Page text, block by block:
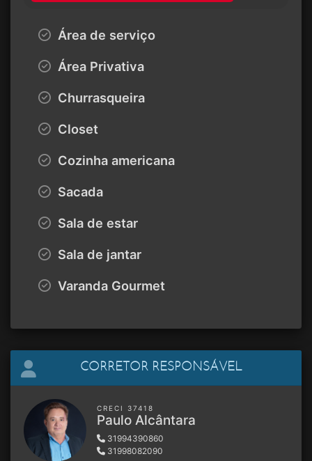
Área de serviço
Área Privativa
Churrasqueira
Closet
Cozinha americana
Sacada
Sala de estar
Sala de jantar
Varanda Gourmet
CORRETOR RESPONSÁVEL
CRECI 37418
Paulo Alcântara
31994390860
31998082090